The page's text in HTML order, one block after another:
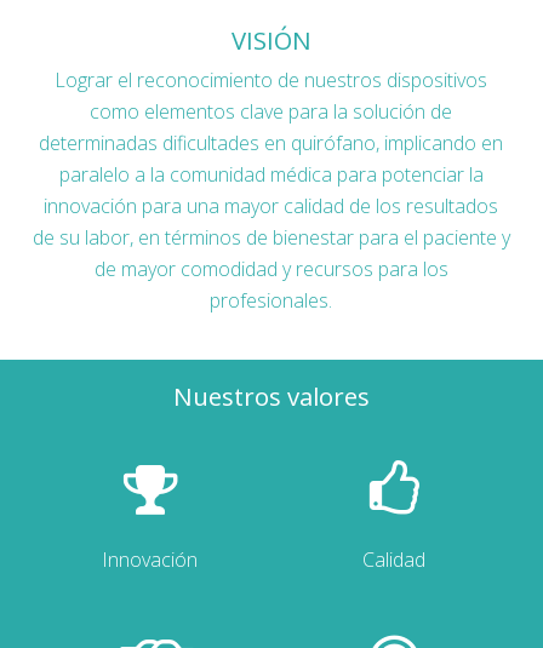
VISIÓN
Lograr el reconocimiento de nuestros dispositivos
como elementos clave para la solución de
determinadas dificultades en quirófano, implicando en
paralelo a la comunidad médica para potenciar la
innovación para una mayor calidad de los resultados
de su labor, en términos de bienestar para el paciente y
de mayor comodidad y recursos para los
profesionales.
Nuestros valores
Innovación Calidad